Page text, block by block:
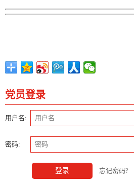
党员登录
用户名:
密码:
登录 忘记密码?